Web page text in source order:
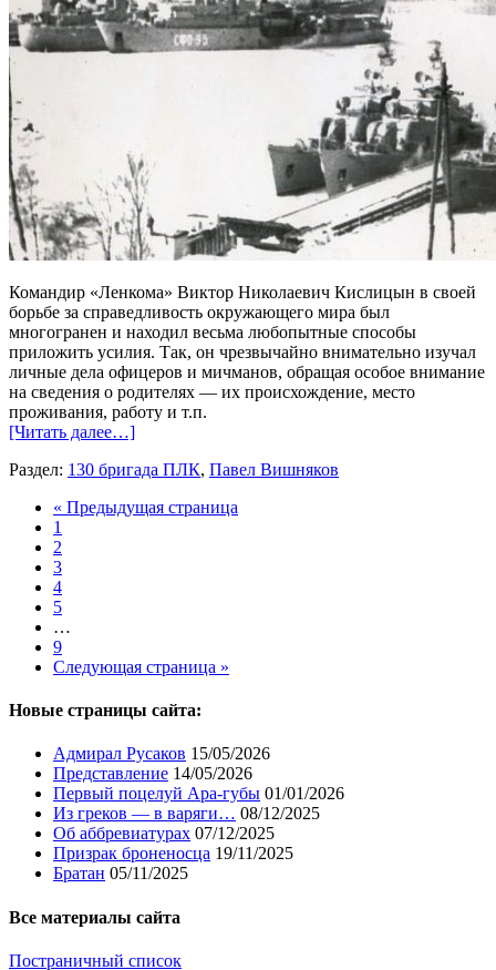
Командир «Ленкома» Виктор Николаевич Кислицын в своей
борьбе за справедливость окружающего мира был
многогранен и находил весьма любопытные способы
приложить усилия. Так, он чрезвычайно внимательно изучал
личные дела офицеров и мичманов, обращая особое внимание
на сведения о родителях — их происхождение, место
проживания, работу и т.п.
[Читать далее…]
Раздел: 130 бригада ПЛК, Павел Вишняков
« Предыдущая страница
1
2
3
4
5
…
9
Следующая страница »
Новые страницы сайта:
Адмирал Русаков 15/05/2026
Представление 14/05/2026
Первый поцелуй Ара-губы 01/01/2026
Из греков — в варяги… 08/12/2025
Об аббревиатурах 07/12/2025
Призрак броненосца 19/11/2025
Братан 05/11/2025
Все материалы сайта
Постраничный список